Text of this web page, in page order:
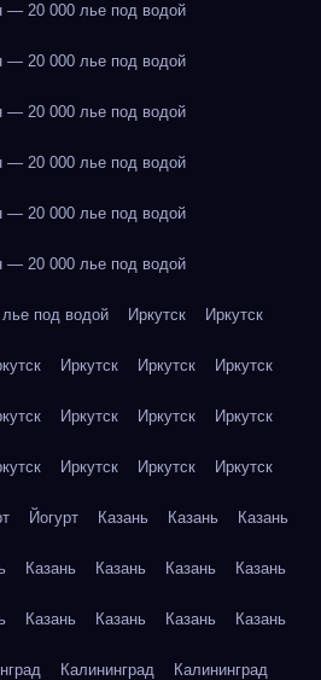
20 000 лье под водой
20 000 лье под водой
20 000 лье под водой
20 000 лье под водой
20 000 лье под водой
20 000 лье под водой
под водой Иркутск Иркутск
Иркутск Иркутск Иркутск
Иркутск Иркутск Иркутск
Иркутск Иркутск Иркутск
Йогурт Казань Казань Казань
Казань Казань Казань Казань
Казань Казань Казань Казань
Калининград Калининград